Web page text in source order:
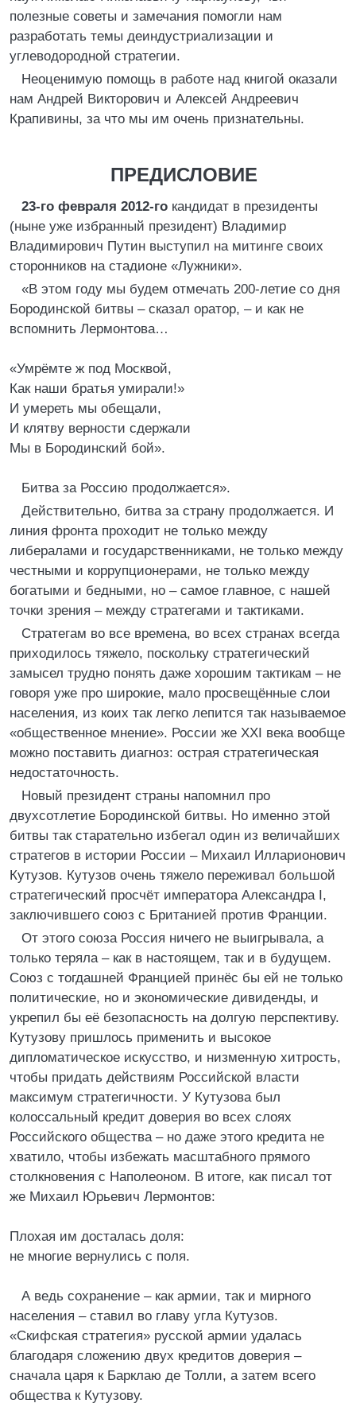
полезные советы и замечания помогли нам
разработать темы деиндустриализации и
углеводородной стратегии.
Неоценимую помощь в работе над книгой оказали
нам Андрей Викторович и Алексей Андреевич
Крапивины, за что мы им очень признательны.
ПРЕДИСЛОВИЕ
23-го февраля 2012-го кандидат в президенты
(ныне уже избранный президент) Владимир
Владимирович Путин выступил на митинге своих
сторонников на стадионе «Лужники».
«В этом году мы будем отмечать 200-летие со дня
Бородинской битвы – сказал оратор, – и как не
вспомнить Лермонтова…
«Умрёмте ж под Москвой,
Как наши братья умирали!»
И умереть мы обещали,
И клятву верности сдержали
Мы в Бородинский бой».
Битва за Россию продолжается».
Действительно, битва за страну продолжается. И
линия фронта проходит не только между
либералами и государственниками, не только между
честными и коррупционерами, не только между
богатыми и бедными, но – самое главное, с нашей
точки зрения – между стратегами и тактиками.
Стратегам во все времена, во всех странах всегда
приходилось тяжело, поскольку стратегический
замысел трудно понять даже хорошим тактикам – не
говоря уже про широкие, мало просвещённые слои
населения, из коих так легко лепится так называемое
«общественное мнение». России же XXI века вообще
можно поставить диагноз: острая стратегическая
недостаточность.
Новый президент страны напомнил про
двухсотлетие Бородинской битвы. Но именно этой
битвы так старательно избегал один из величайших
стратегов в истории России – Михаил Илларионович
Кутузов. Кутузов очень тяжело переживал большой
стратегический просчёт императора Александра I,
заключившего союз с Британией против Франции.
От этого союза Россия ничего не выигрывала, а
только теряла – как в настоящем, так и в будущем.
Союз с тогдашней Францией принёс бы ей не только
политические, но и экономические дивиденды, и
укрепил бы её безопасность на долгую перспективу.
Кутузову пришлось применить и высокое
дипломатическое искусство, и низменную хитрость,
чтобы придать действиям Российской власти
максимум стратегичности. У Кутузова был
колоссальный кредит доверия во всех слоях
Российского общества – но даже этого кредита не
хватило, чтобы избежать масштабного прямого
столкновения с Наполеоном. В итоге, как писал тот
же Михаил Юрьевич Лермонтов:
Плохая им досталась доля:
не многие вернулись с поля.
А ведь сохранение – как армии, так и мирного
населения – ставил во главу угла Кутузов.
«Скифская стратегия» русской армии удалась
благодаря сложению двух кредитов доверия –
сначала царя к Барклаю де Толли, а затем всего
общества к Кутузову.